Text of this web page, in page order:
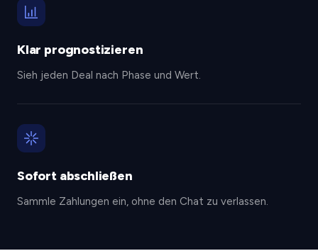
Klar prognostizieren
Sieh jeden Deal nach Phase und Wert.
Sofort abschließen
Sammle Zahlungen ein, ohne den Chat zu verlassen.